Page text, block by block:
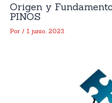
Origen y
PINOS
Por / 1 junio, 2023